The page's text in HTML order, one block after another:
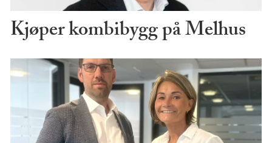
Kjøper kombibygg på Melhus